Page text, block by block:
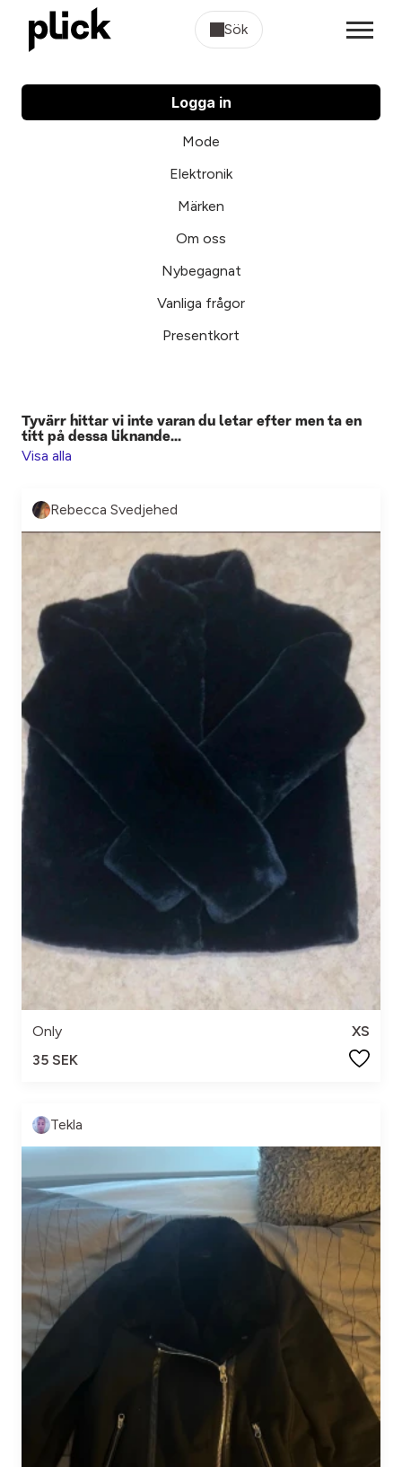
Sök
Logga in
Mode
Elektronik
Märken
Om oss
Nybegagnat
Vanliga frågor
Presentkort
Tyvärr hittar vi inte varan du letar efter men ta en
titt på dessa liknande...
Visa alla
Rebecca Svedjehed
Only
XS
35 SEK
Tekla